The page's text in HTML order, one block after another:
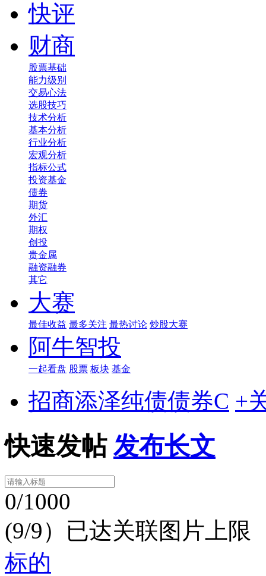
快评
财商
股票基础
能力级别
交易心法
选股技巧
技术分析
基本分析
行业分析
宏观分析
指标公式
投资基金
债券
期货
外汇
期权
创投
贵金属
融资融券
其它
大赛
最佳收益 最多关注 最热讨论 炒股大赛
阿牛智投
一起看盘 股票 板块 基金
招商添泽纯债债券C +
快速发帖 发布长文
0/1000
(9/9）已达关联图片上限
标的